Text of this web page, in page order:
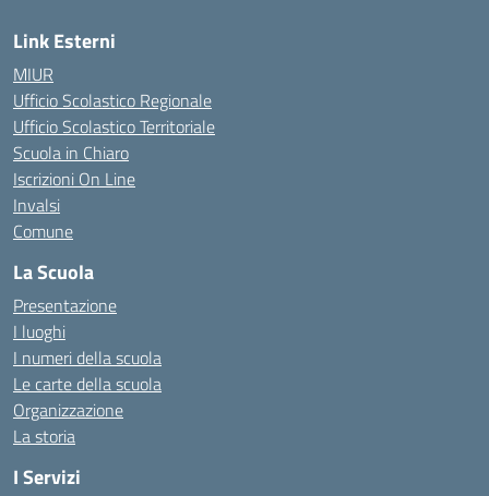
Link Esterni
MIUR
Ufficio Scolastico Regionale
Ufficio Scolastico Territoriale
Scuola in Chiaro
Iscrizioni On Line
Invalsi
Comune
La Scuola
Presentazione
I luoghi
I numeri della scuola
Le carte della scuola
Organizzazione
La storia
I Servizi